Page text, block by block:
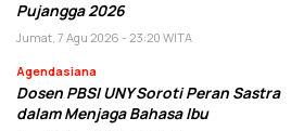
Pujangga 2026
Jumat, 7 Agu 2026 - 23:20 WITA
Agendasiana
Dosen PBSI UNY Soroti Peran Sastra
dalam Menjaga Bahasa Ibu